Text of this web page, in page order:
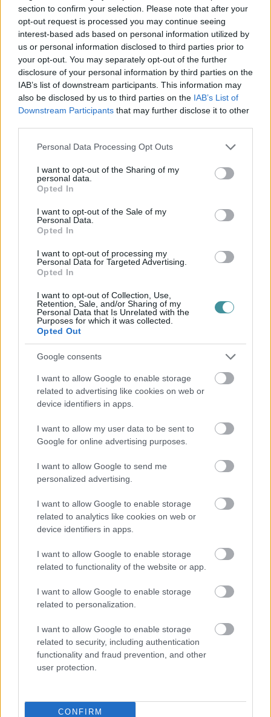
section to confirm your selection. Please note that after your
opt-out request is processed you may continue seeing
interest-based ads based on personal information utilized by
us or personal information disclosed to third parties prior to
your opt-out. You may separately opt-out of the further
disclosure of your personal information by third parties on the
IAB’s list of downstream participants. This information may
also be disclosed by us to third parties on the IAB’s List of
Downstream Participants that may further disclose it to other
Please note that this website/app uses one or more Google
not limited to your visit or usage behaviour. You may click to
grant or deny consent to Google and its third-party tags to
use your data for below specified purposes in below Google
consent section.
Personal Data Processing Opt Outs
I want to opt-out of the Sharing of my
personal data.
Opted In
I want to opt-out of the Sale of my
Personal Data.
Opted In
I want to opt-out of processing my
Personal Data for Targeted Advertising.
Opted In
I want to opt-out of Collection, Use,
Retention, Sale, and/or Sharing of my
Personal Data that Is Unrelated with the
Purposes for which it was collected.
Opted Out
Google consents
I want to allow Google to enable storage
related to advertising like cookies on web or
device identifiers in apps.
I want to allow my user data to be sent to
Google for online advertising purposes.
I want to allow Google to send me
personalized advertising.
I want to allow Google to enable storage
related to analytics like cookies on web or
device identifiers in apps.
I want to allow Google to enable storage
related to functionality of the website or app.
I want to allow Google to enable storage
related to personalization.
I want to allow Google to enable storage
related to security, including authentication
functionality and fraud prevention, and other
user protection.
CONFIRM
Halmentés Szarvaskőnél: őshonos és védett halakat
Záporok, zivatarok kialakulhatnak
Mindenki ügye